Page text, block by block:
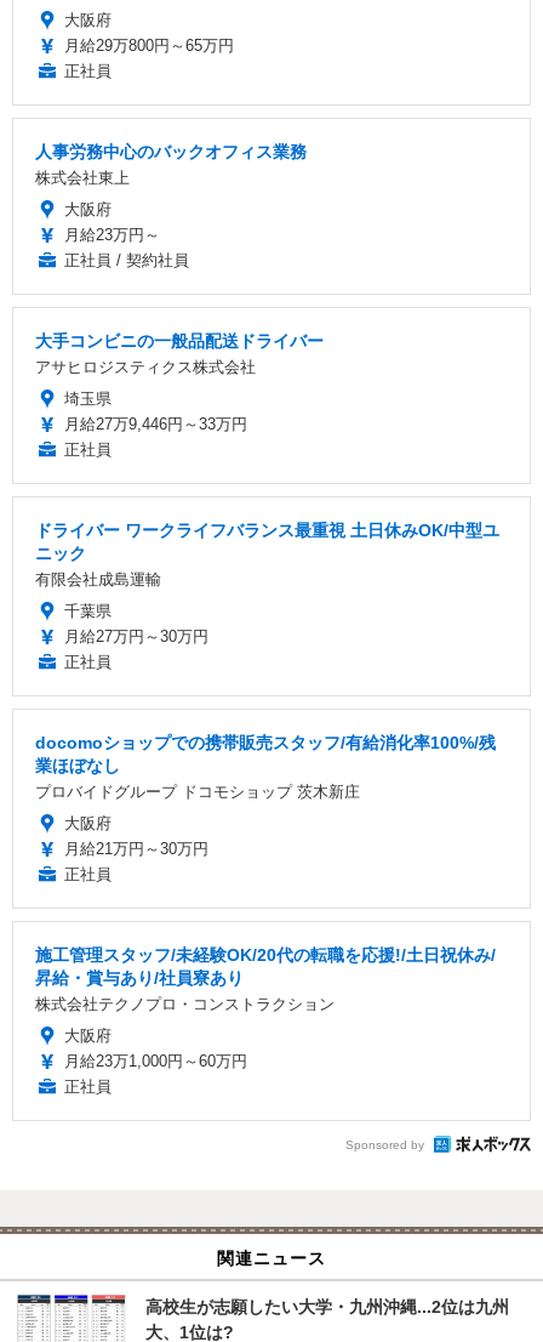
大阪府
月給29万800円～65万円
正社員
人事労務中心のバックオフィス業務
株式会社東上
大阪府
月給23万円～
正社員 / 契約社員
大手コンビニの一般品配送ドライバー
アサヒロジスティクス株式会社
埼玉県
月給27万9,446円～33万円
正社員
ドライバー ワークライフバランス最重視 土日休みOK/中型ユ
ニック
有限会社成島運輸
千葉県
月給27万円～30万円
正社員
docomoショップでの携帯販売スタッフ/有給消化率100%/残
業ほぼなし
プロバイドグループ ドコモショップ 茨木新庄
大阪府
月給21万円～30万円
正社員
施工管理スタッフ/未経験OK/20代の転職を応援!/土日祝休み/
昇給・賞与あり/社員寮あり
株式会社テクノプロ・コンストラクション
大阪府
月給23万1,000円～60万円
正社員
Sponsored by
関連ニュース
高校生が志願したい大学・九州沖縄...2位は九州
大、1位は?